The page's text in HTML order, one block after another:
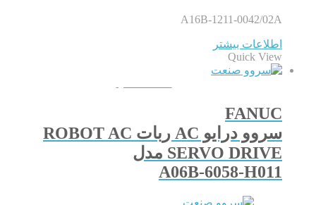
A16B-1211-0042/02A
اطلاعات بیشتر
Quick View
FANUC
سروو درایو AC ربات ROBOT AC
SERVO DRIVE مدل
A06B-6058-H011